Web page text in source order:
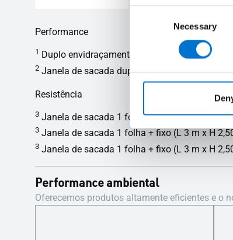
Necessary
Performance
1 Duplo envidraçamento com Ug = 1,0 W/m2.K
2 Janela de sacada duplo carril - 1 folha + 1
Resistência
3 Janela de sacada 1 folha + fixo (L 3 m x H
3 Janela de sacada 1 folha + fixo (L 3 m x H
3 Janela de sacada 1 folha + fixo (L 3 m x H
Performance ambiental
Oferecemos produtos altamente eficientes e o